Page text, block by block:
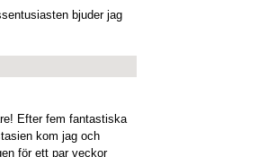
bjuder jag
Efter fem fantastiska
kom jag och
för ett par veckor